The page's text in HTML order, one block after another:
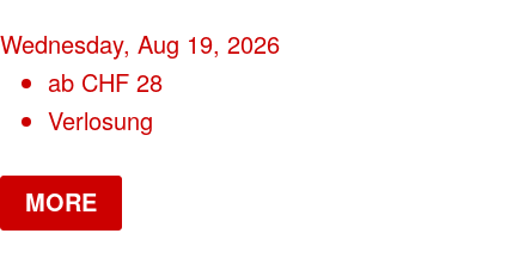
Wednesday, Aug 19, 2026
ab CHF 28
Verlosung
MORE